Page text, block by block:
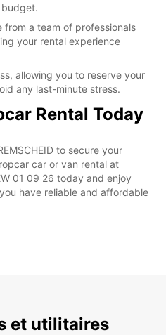
from a team of professionals
your rental experience
allowing you to reserve your
any last-minute stress.
Rental Today
to secure your
car or van rental at
01 09 26 today and enjoy
have reliable and affordable
et utilitaires